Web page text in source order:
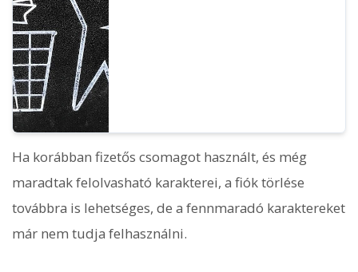
Ha korábban fizetős csomagot használt, és még
maradtak felolvasható karakterei, a fiók törlése
továbbra is lehetséges, de a fennmaradó karaktereket
már nem tudja felhasználni.